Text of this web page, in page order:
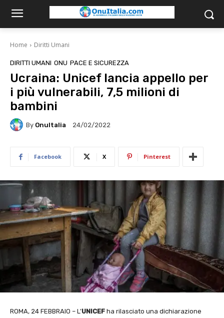
Home Diritti Umani
DIRITTI UMANI ONU PACE E SICUREZZA
Ucraina: Unicef lancia appello per
i più vulnerabili, 7,5 milioni di
bambini
By OnuItalia 24/02/2022
Facebook X Pinterest
ROMA, 24 FEBBRAIO – L’UNICEF ha rilasciato una dichiarazione